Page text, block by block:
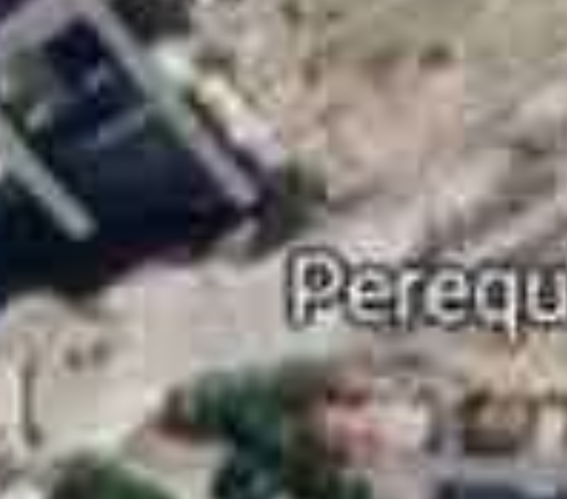
Nos termos da lei nº 4.591/64, este empreendimento somente poderá ser ofertado à venda a partir da emissão do
o interesse através de um contrato de reserva. As imagens são meramente ilustrativas.
Com 34 pavimentos e 72 apartamentos de alto padrão, as plantas variam de 126 a 272 m², todas com 3 quartos. Cada
diferentes estilos de uso. Os destaques incluem piscina adulto e infantil, espaço gourmet, salão de festas, sauna e
wine, o home bar, a brinquedoteca e a sala de jogos, ideais para reunir amigos ou aproveitar o tempo com a família.
olhar voltado para o futuro, com equilíbrio, qualidade de vida e sustentabilidade.
do litoral catarinense. O bairro se destaca pela faixa de areia extensa, áreas arborizadas e infraestrutura completa,
serviços, como supermercados, farmácias, postos de combustível, escolas e restaurantes, tudo a poucos minutos do
com opções de lazer e contato com a natureza, ideal para famílias e atividades ao ar livre.
como parte do Master Plan da cidade, e receberá uma unidade do Hard Rock, ampliando o potencial turístico e
dividindo com ela o curso do Rio Perequê.